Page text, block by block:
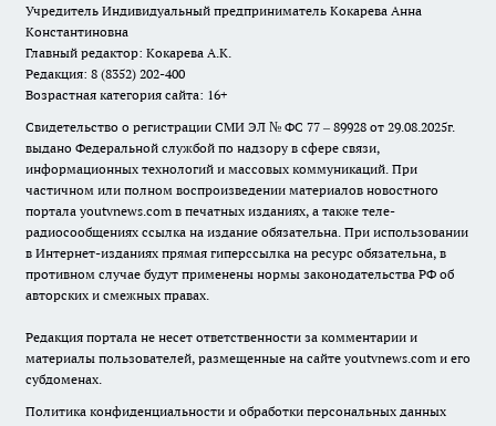
Учредитель Индивидуальный предприниматель Кокарева Анна
Константиновна
Главный редактор: Кокарева А.К.
Редакция: 8 (8352) 202-400
Возрастная категория сайта: 16+
Свидетельство о регистрации СМИ ЭЛ № ФС 77 – 89928 от 29.08.2025г.
выдано Федеральной службой по надзору в сфере связи,
информационных технологий и массовых коммуникаций. При
частичном или полном воспроизведении материалов новостного
портала youtvnews.com в печатных изданиях, а также теле-
радиосообщениях ссылка на издание обязательна. При использовании
в Интернет-изданиях прямая гиперссылка на ресурс обязательна, в
противном случае будут применены нормы законодательства РФ об
авторских и смежных правах.
Редакция портала не несет ответственности за комментарии и
материалы пользователей, размещенные на сайте youtvnews.com и его
субдоменах.
Политика конфиденциальности и обработки персональных данных